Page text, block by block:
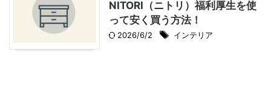
NITORI（ニトリ）福利厚生を使
って安く買う方法！
2026/6/2 インテリア